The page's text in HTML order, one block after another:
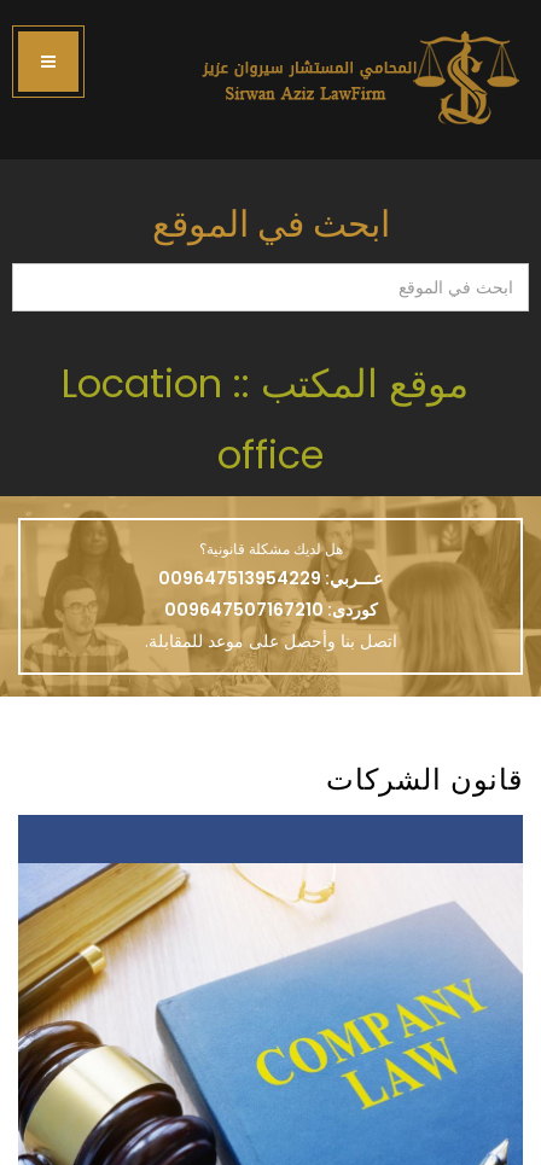
ابحث في الموقع
ابحث
في
موقع المكتب :: Location
office
هل لديك مشكلة قانونية؟
عـــربي: 009647513954229
كوردی: 009647507167210
اتصل بنا وأحصل على موعد للمقابلة.
قانون الشركات